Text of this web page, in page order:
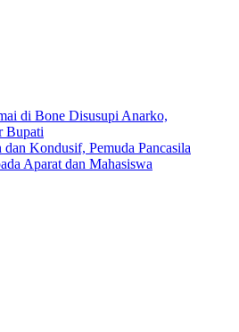
di Bone Disusupi Anarko,
Bupati
Kondusif, Pemuda Pancasila
Aparat dan Mahasiswa